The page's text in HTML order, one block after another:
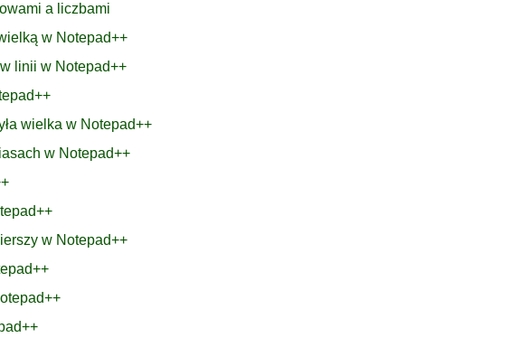
a liczbami
w Notepad++
linii w Notepad++
wielka w Notepad++
w Notepad++
w Notepad++